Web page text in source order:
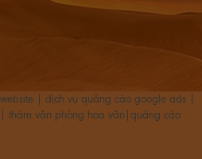
dịch vụ quảng cáo google ads
thảm văn phòng hoa văn quảng cáo